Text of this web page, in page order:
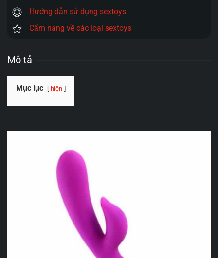
Hướng dẫn sử dụng sextoys
Cẩm nang về các loại sextoys
Mô tả
Mục lục hiện